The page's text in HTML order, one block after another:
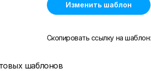
Изменить шаблон
Скопировать ссылку на шаблон:
шаблонов